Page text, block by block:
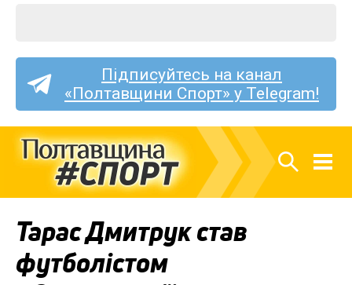
Підписуйтесь на канал
«Полтавщини Спорт» у Telegram!
Тарас Дмитрук став
футболістом